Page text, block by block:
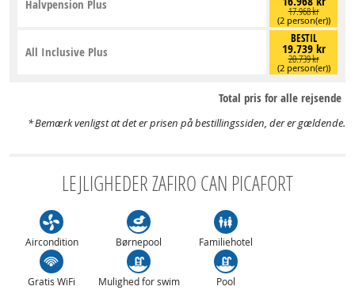
17.968 kr
(2 person(er))
Halvpension Plus
BESTIL
19.739 kr
20.739 kr
(2 person(er))
All Inclusive Plus
Total pris for alle rejsende
Bemærk venligst at det er prisen på bestillingssiden, der er gældende.
LEJLIGHEDER ZAFIRO CAN PICAFORT
Aircondition Børnepool Familiehotel
Gratis WiFi
Mulighed for swim
Pool